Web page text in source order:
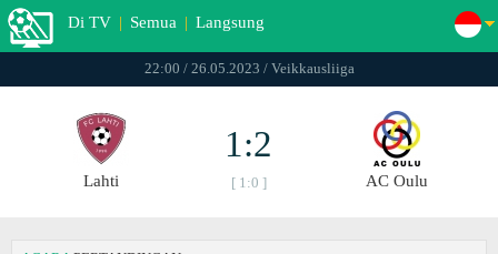
Di TV | Semua | Langsung
22:00 / 26.05.2023 / Veikkausliiga
Lahti
1:2
[ 1:0 ] AC Oulu